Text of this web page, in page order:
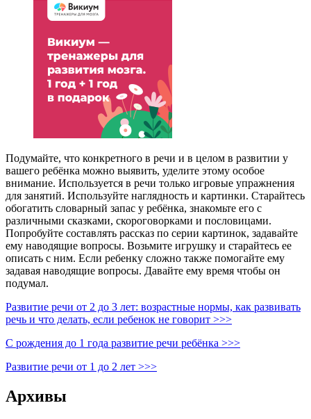
Подумайте, что конкретного в речи и в целом в развитии у
вашего ребёнка можно выявить, уделите этому особое
внимание. Используется в речи только игровые упражнения
для занятий. Используйте наглядность и картинки. Старайтесь
обогатить словарный запас у ребёнка, знакомьте его с
различными сказками, скороговорками и пословицами.
Попробуйте составлять рассказ по серии картинок, задавайте
ему наводящие вопросы. Возьмите игрушку и старайтесь ее
описать с ним. Если ребенку сложно также помогайте ему
задавая наводящие вопросы. Давайте ему время чтобы он
подумал.
Развитие речи от 2 до 3 лет: возрастные нормы, как развивать
речь и что делать, если ребенок не говорит >>>
С рождения до 1 года развитие речи ребёнка >>>
Развитие речи от 1 до 2 лет >>>
Архивы